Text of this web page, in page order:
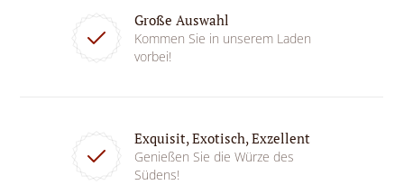
Große Auswahl
Kommen Sie in unserem Laden
vorbei!
Exquisit, Exotisch, Exzellent
Genießen Sie die Würze des
Südens!